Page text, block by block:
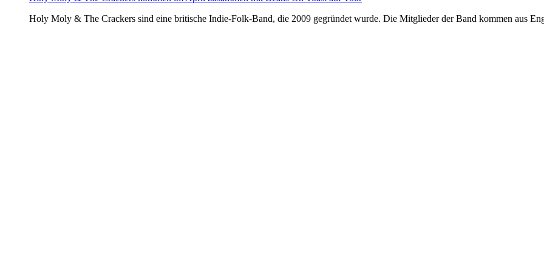
Holy Moly & The Crackers sind eine britische Indie-Folk-Band, die 2009 gegründet wurde. Die Mitglieder der Band kommen aus